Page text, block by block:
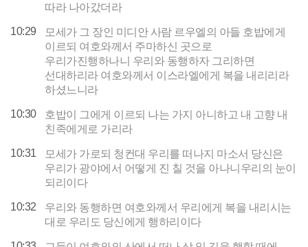
따라 나아갔더라
10:29
모세가 그 장인 미디안 사람 르우엘의 아들 호밥에게
이르되 여호와께서 주마하신 곳으로
우리가진행하나니 우리와 동행하자 그리하면
선대하리라 여호와께서 이스라엘에게 복을 내리리라
하셨느니라
10:30
호밥이 그에게 이르되 나는 가지 아니하고 내 고향 내
친족에게로 가리라
10:31
모세가 가로되 청컨대 우리를 떠나지 마소서 당신은
우리가 광야에서 어떻게 진 칠 것을 아나니우리의 눈이
되리이다
10:32
우리와 동행하면 여호와께서 우리에게 복을 내리시는
대로 우리도 당신에게 행하리이다